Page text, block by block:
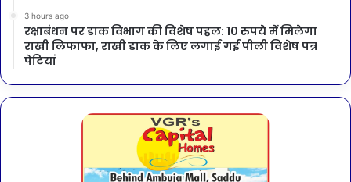
3 hours ago
रक्षाबंधन पर डाक विभाग की विशेष पहल: 10 रुपये में मिलेगा
राखी लिफाफा, राखी डाक के लिए लगाई गईं पीली विशेष पत्र
पेटियां